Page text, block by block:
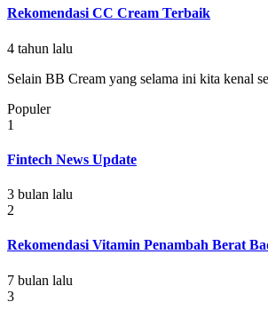
Rekomendasi CC Cream Terbaik
4 tahun lalu
Selain BB Cream yang selama ini kita kenal
Populer
1
Fintech News Update
3 bulan lalu
2
Rekomendasi Vitamin Penambah Berat
7 bulan lalu
3